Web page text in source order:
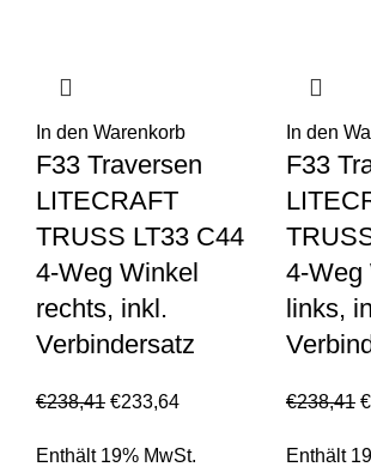
In den Warenkorb
F33 Traversen
LITECRAFT
TRUSS LT33 C44
4-Weg Winkel
rechts, inkl.
Verbindersatz
€238,41 €233,64
Enthält 19% MwSt.
In den
F33
4-Weg
links,
€238,41 €
Enthält